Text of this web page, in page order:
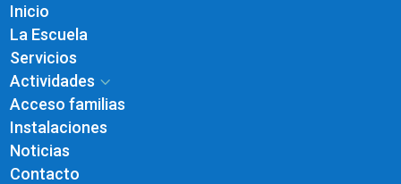
Inicio
La Escuela
Servicios
Actividades 3
Acceso familias
Instalaciones
Noticias
Contacto